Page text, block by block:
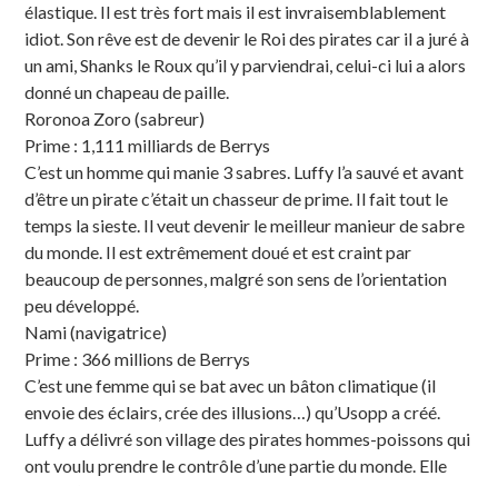
élastique. Il est très fort mais il est invraisemblablement
idiot. Son rêve est de devenir le Roi des pirates car il a juré à
un ami, Shanks le Roux qu’il y parviendrai, celui-ci lui a alors
donné un chapeau de paille.
Roronoa Zoro (sabreur)
Prime : 1,111 milliards de Berrys
C’est un homme qui manie 3 sabres. Luffy l’a sauvé et avant
d’être un pirate c’était un chasseur de prime. Il fait tout le
temps la sieste. Il veut devenir le meilleur manieur de sabre
du monde. Il est extrêmement doué et est craint par
beaucoup de personnes, malgré son sens de l’orientation
peu développé.
Nami (navigatrice)
Prime : 366 millions de Berrys
C’est une femme qui se bat avec un bâton climatique (il
envoie des éclairs, crée des illusions…) qu’Usopp a créé.
Luffy a délivré son village des pirates hommes-poissons qui
ont voulu prendre le contrôle d’une partie du monde. Elle